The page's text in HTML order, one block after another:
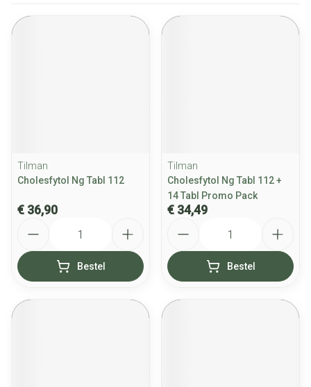
Tilman
Cholesfytol Ng Tabl 112
€ 36,90
Bestel
Tilman
Cholesfytol Ng Tabl 112 +
14 Tabl Promo Pack
€ 34,49
Bestel